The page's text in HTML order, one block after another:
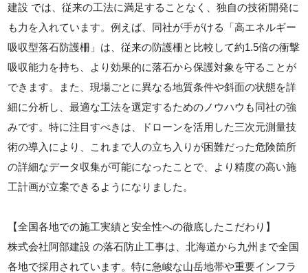
建設 では、従来の工法に満足することなく、独自の技術開発に
も力を入れています。例えば、同社が手がける「高エネルギー
吸収型落石防護柵」は、従来の防護柵と比較して約1.5倍の衝撃
吸収能力を持ち、より効果的に落石から保護対象を守ることが
できます。また、現場ごとに異なる地質条件や斜面の状態を詳
細に分析し、最適な工法を選定するためのノウハウも同社の強
みです。特に注目すべきは、ドローンを活用した三次元測量技
術の導入により、これまで人の立ち入りが困難だった危険箇所
の詳細なデータ収集が可能になったことで、より精度の高い施
工計画が立案できるようになりました。
【全国各地での施工実績と安全性への徹底したこだわり】
株式会社阿部建設 の落石防止工事は、北海道から九州まで全国
各地で採用されています。特に急峻な山岳地帯や重要インフラ